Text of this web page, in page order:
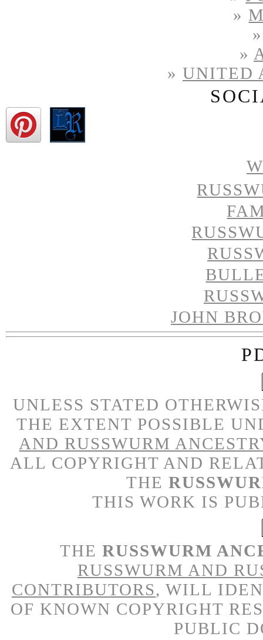
»
»
» UNITED
JOHN
UNLESS STATED
THE EXTENT POSSIBLE
AND RUSSWURM
ALL COPYRIGHT AND
THE
THIS WORK IS
THERUSSWURM
RUSSWURM AND
CONTRIBUTORS, WILL
OF KNOWN COPYRIGHT
PUBLIC